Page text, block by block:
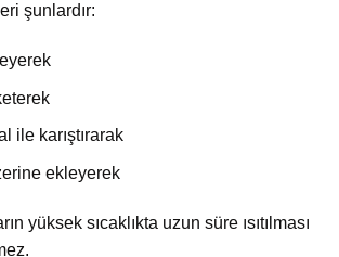
şunlardır:
ile karıştırarak
ekleyerek
yüksek sıcaklıkta uzun süre ısıtılması